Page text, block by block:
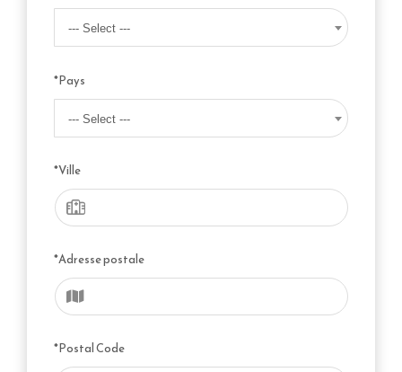
--- Select ---
*Pays
--- Select ---
*Ville
*Adresse postale
*Postal Code